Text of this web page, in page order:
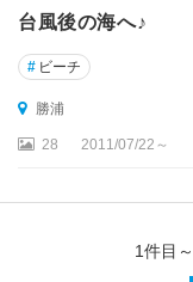
台風後の海へ♪
# ビーチ
勝浦
28 2011/07/22～
1件目～